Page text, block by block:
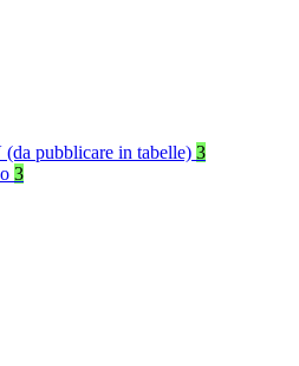
pubblicare in tabelle) 3
3